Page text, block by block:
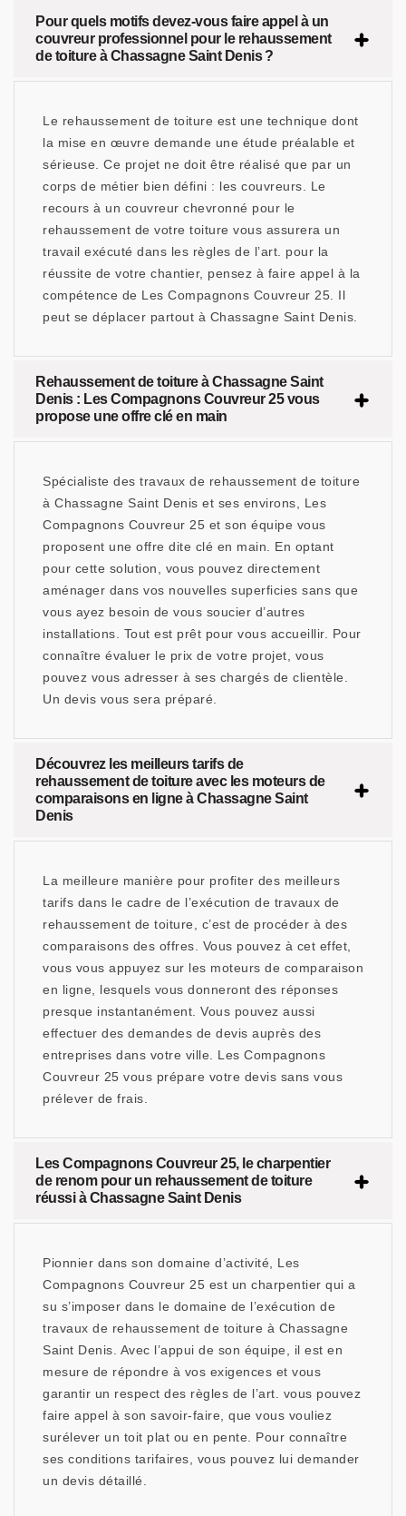
Pour quels motifs devez-vous faire appel à un
couvreur professionnel pour le rehaussement
de toiture à Chassagne Saint Denis ?
Le rehaussement de toiture est une technique dont
la mise en œuvre demande une étude préalable et
sérieuse. Ce projet ne doit être réalisé que par un
corps de métier bien défini : les couvreurs. Le
recours à un couvreur chevronné pour le
rehaussement de votre toiture vous assurera un
travail exécuté dans les règles de l’art. pour la
réussite de votre chantier, pensez à faire appel à la
compétence de Les Compagnons Couvreur 25. Il
peut se déplacer partout à Chassagne Saint Denis.
Rehaussement de toiture à Chassagne Saint
Denis : Les Compagnons Couvreur 25 vous
propose une offre clé en main
Spécialiste des travaux de rehaussement de toiture
à Chassagne Saint Denis et ses environs, Les
Compagnons Couvreur 25 et son équipe vous
proposent une offre dite clé en main. En optant
pour cette solution, vous pouvez directement
aménager dans vos nouvelles superficies sans que
vous ayez besoin de vous soucier d’autres
installations. Tout est prêt pour vous accueillir. Pour
connaître évaluer le prix de votre projet, vous
pouvez vous adresser à ses chargés de clientèle.
Un devis vous sera préparé.
Découvrez les meilleurs tarifs de
rehaussement de toiture avec les moteurs de
comparaisons en ligne à Chassagne Saint
Denis
La meilleure manière pour profiter des meilleurs
tarifs dans le cadre de l’exécution de travaux de
rehaussement de toiture, c’est de procéder à des
comparaisons des offres. Vous pouvez à cet effet,
vous vous appuyez sur les moteurs de comparaison
en ligne, lesquels vous donneront des réponses
presque instantanément. Vous pouvez aussi
effectuer des demandes de devis auprès des
entreprises dans votre ville. Les Compagnons
Couvreur 25 vous prépare votre devis sans vous
prélever de frais.
Les Compagnons Couvreur 25, le charpentier
de renom pour un rehaussement de toiture
réussi à Chassagne Saint Denis
Pionnier dans son domaine d’activité, Les
Compagnons Couvreur 25 est un charpentier qui a
su s’imposer dans le domaine de l’exécution de
travaux de rehaussement de toiture à Chassagne
Saint Denis. Avec l’appui de son équipe, il est en
mesure de répondre à vos exigences et vous
garantir un respect des règles de l’art. vous pouvez
faire appel à son savoir-faire, que vous vouliez
surélever un toit plat ou en pente. Pour connaître
ses conditions tarifaires, vous pouvez lui demander
un devis détaillé.